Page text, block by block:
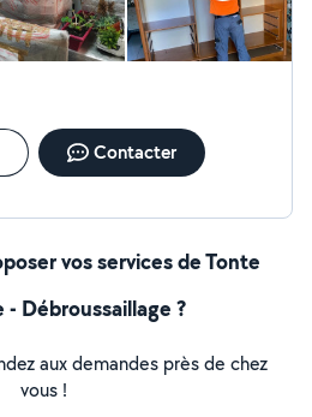
Contacter
vos services de Tonte
- Débroussaillage ?
aux demandes près de chez
vous !